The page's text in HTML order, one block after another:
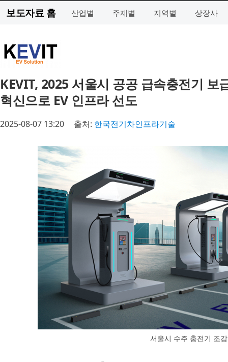
보도자료 홈 산업별 주제별 지역별 상장사
KEVIT, 2025 서울시 공공 급속충전기
혁신으로 EV 인프라 선도
2025-08-07 13:20 출처: 한국전기차인프라기술
서울시 수주 충전기 조